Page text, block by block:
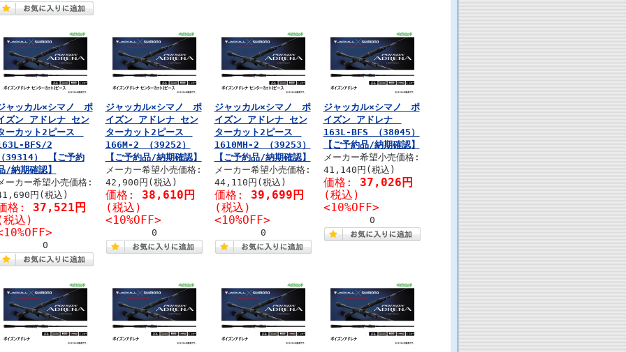
ャッカル×シマノ ポ
ズン アドレナ セン
ーカット2ピース
BFS/2
39314） 【ご予約
/納期確認】
ーカー希望小売価格:
円(税込)
格: 37,521円
込)
0
ジャッカル×シマノ ポ
イズン アドレナ セン
ターカット2ピース
166M-2 （39252）
【ご予約品/納期確認】
メーカー希望小売価格:
42,900円(税込)
価格: 38,610円
(税込)
<10%OFF>
0
ジャッカル×シマノ ポ
イズン アドレナ セン
ターカット2ピース
1610MH-2 （39253）
【ご予約品/納期確認】
メーカー希望小売価格:
44,110円(税込)
価格: 39,699円
(税込)
<10%OFF>
0
ジャッカル×シマノ ポ
イズン アドレナ
163L-BFS （38045）
【ご予約品/納期確認】
メーカー希望小売価格:
41,140円(税込)
価格: 37,026円
(税込)
<10%OFF>
0